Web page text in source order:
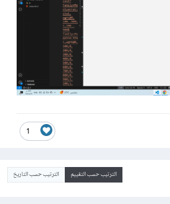
1
الترتيب حسب التقييم الترتيب حسب التاريخ